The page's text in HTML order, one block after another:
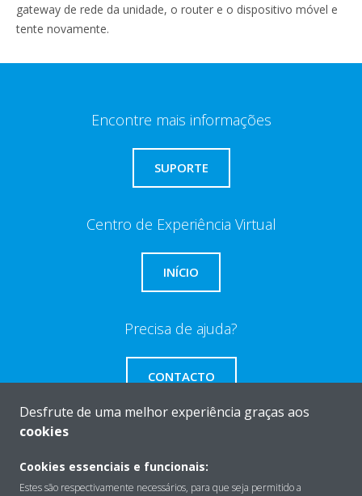
gateway de rede da unidade, o router e o dispositivo móvel e
tente novamente.
Encontre mais informações
SUPORTE
Centro de Experiência Virtual
INÍCIO
Precisa de ajuda?
CONTACTO
Sobre
Desfrute de uma melhor experiência graças aos
cookies
Cookies essenciais e funcionais:
Estes são respectivamente necessários, para que seja permitido a